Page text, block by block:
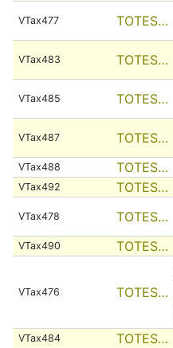
VTax477 TOTES…
VTax483 TOTES…
VTax485 TOTES…
VTax487 TOTES…
VTax488 TOTES…
VTax492 TOTES…
VTax478 TOTES…
VTax490 TOTES…
VTax476 TOTES…
VTax484 TOTES…